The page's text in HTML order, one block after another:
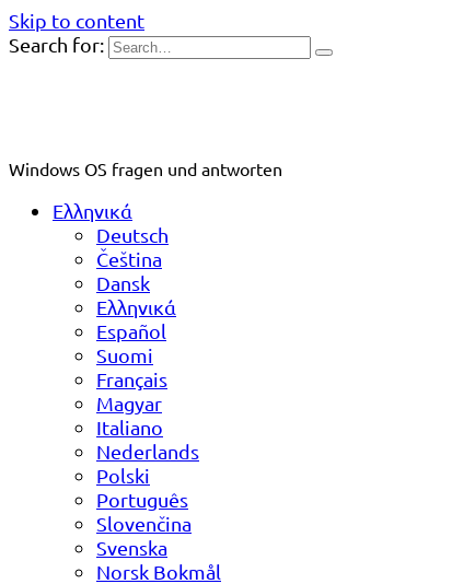
Skip to content
Search for:
Windows OS fragen und antworten
Ελληνικά
Deutsch
Čeština
Dansk
Ελληνικά
Español
Suomi
Français
Magyar
Italiano
Nederlands
Polski
Português
Slovenčina
Svenska
Norsk Bokmål